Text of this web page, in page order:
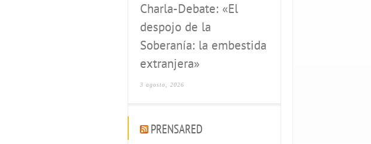
Charla-Debate: «El
despojo de la
Soberanía: la embestida
extranjera»
3 agosto, 2026
PRENSARED